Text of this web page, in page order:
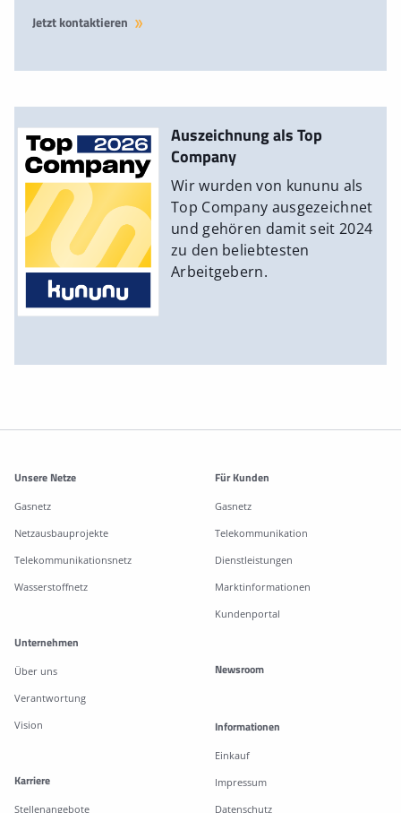
Jetzt kontaktieren
Auszeichnung als Top
Company
Wir wurden von kununu als
Top Company ausgezeichnet
und gehören damit seit 2024
zu den beliebtesten
Arbeitgebern.
Weitere Informationen
Unsere Netze
Gasnetz
Netzausbauprojekte
Telekommunikationsnetz
Wasserstoffnetz
Für Kunden
Gasnetz
Telekommunikation
Dienstleistungen
Marktinformationen
Kundenportal
Unternehmen
Über uns
Verantwortung
Vision
Karriere
Stellenangebote
Newsroom
Informationen
Einkauf
Impressum
Datenschutz